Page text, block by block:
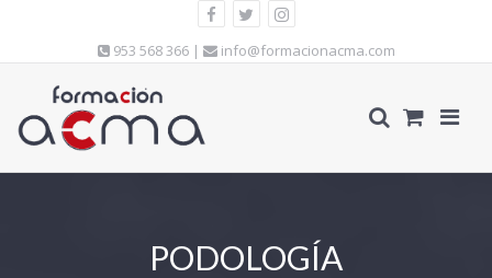
953 568 366 | info@formacionacma.com
PODOLOGÍA